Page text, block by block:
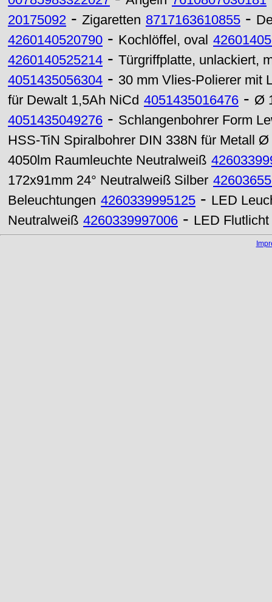
20175092 - Zigaretten 8717163610855 -
4260140520790 - Kochlöffel, oval
4260140525214 - Türgriffplatte, unlackiert,
4051435056304 - 30 mm Vlies-Polierer mit
für Dewalt 1,5Ah NiCd 4051435016476 - Ø
4051435049276 - Schlangenbohrer Form
HSS-TiN Spiralbohrer DIN 338N für Metall Ø
4050lm Raumleuchte Neutralweiß
172x91mm 24° Neutralweiß Silber
Beleuchtungen 4260339995125 - LED
Neutralweiß 4260339997006 - LED